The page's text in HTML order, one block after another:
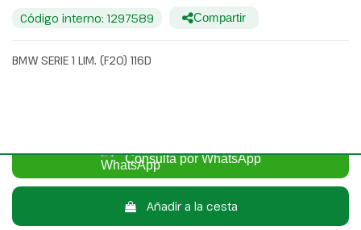
Código interno: 1297589 Compartir
BMW SERIE 1 LIM. (F20) 116D
Consulta por WhatsApp
Añadir a la cesta